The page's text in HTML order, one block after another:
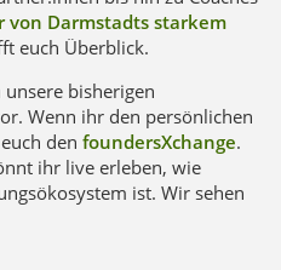
von Darmstadts starkem
euch Überblick.
bisherigen
Wenn ihr den persönlichen
denfoundersXchange.
ihr live erleben, wie
ist. Wir sehen